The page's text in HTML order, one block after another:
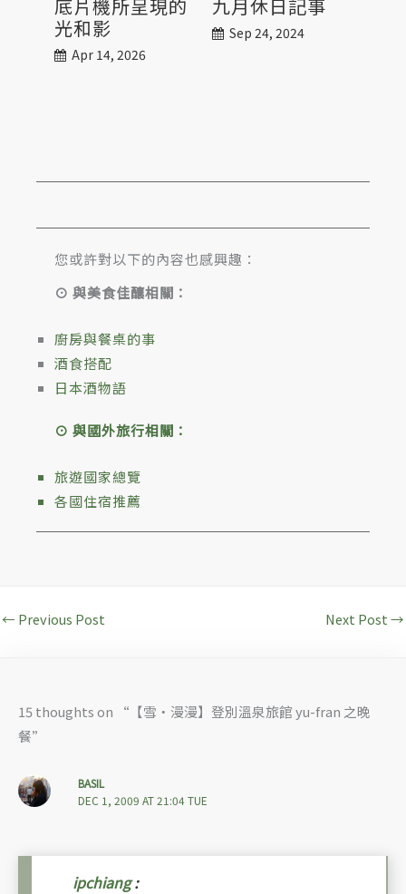
底片機所呈現的
光和影
Apr 14, 2026
九月休日記事
Sep 24, 2024
您或許對以下的內容也感興趣：
⊙ 與美食佳釀相關：
廚房與餐桌的事
酒食搭配
日本酒物語
⊙ 與國外旅行相關：
旅遊國家總覽
各國住宿推薦
← Previous Post Next Post→
15 thoughts on “【雪‧漫漫】登別溫泉旅館 yu-fran 之晚
餐”
BASIL
DEC 1, 2009 AT 21:04 TUE
ipchiang: